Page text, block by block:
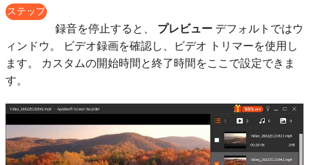
ステップ
録音を停止すると、 プレビュー デフォルトではウ
ィンドウ。 ビデオ録画を確認し、ビデオ トリマーを使用し
ます。 カスタムの開始時間と終了時間をここで設定できま
す。